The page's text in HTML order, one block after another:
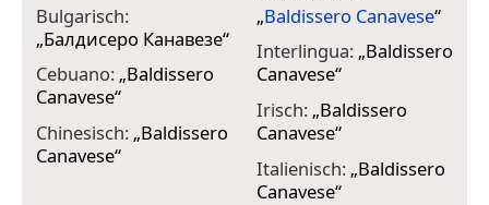
Bulgarisch:
„Балдисеро Канавезе“
Cebuano: „Baldissero
Canavese“
Chinesisch: „Baldissero
Canavese“
„Baldissero Canavese“
Interlingua: „Baldissero
Canavese“
Irisch: „Baldissero
Canavese“
Italienisch: „Baldissero
Canavese“